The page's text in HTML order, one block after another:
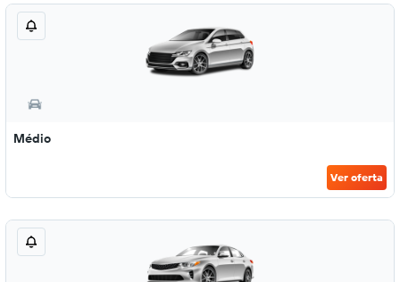
Médio
Ver oferta